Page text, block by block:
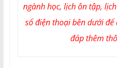
ngành học, lịch ôn tập,
số điện thoại bên dưới
đáp thêm